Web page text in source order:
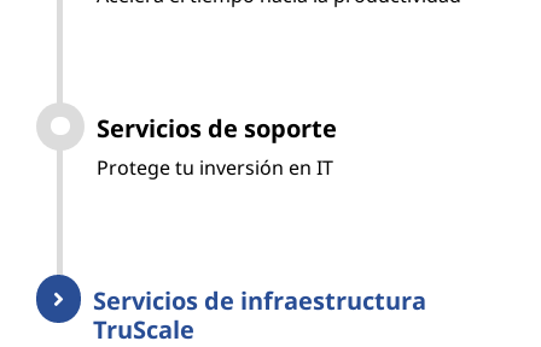
Servicios de soporte
Protege tu inversión en IT
Servicios de infraestructura
TruScale